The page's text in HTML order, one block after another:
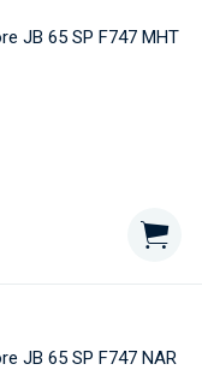
JB 65 SP F747 MHT
JB 65 SP F747 NAR